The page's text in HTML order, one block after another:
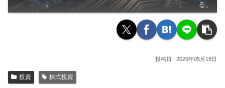
る。
2026年05月18日
投資 株式投資